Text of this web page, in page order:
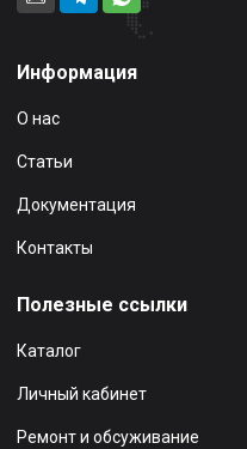
Информация
О нас
Статьи
Документация
Контакты
Полезные ссылки
Каталог
Личный кабинет
Ремонт и обсуживание